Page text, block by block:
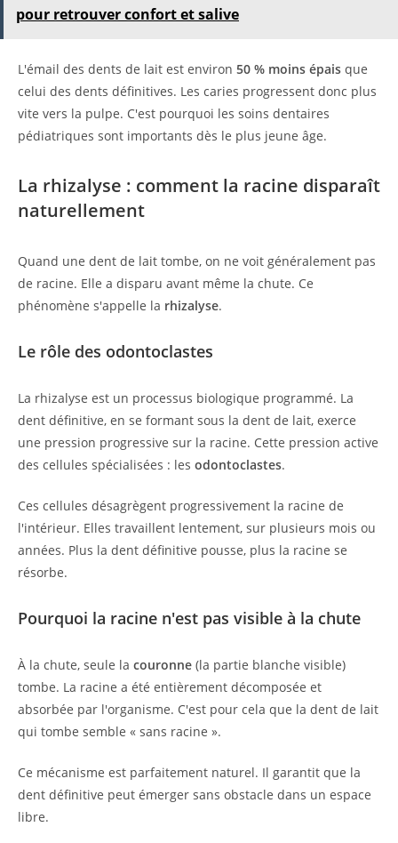
pour retrouver confort et salive
L'émail des dents de lait est environ 50 % moins épais que
celui des dents définitives. Les caries progressent donc plus
vite vers la pulpe. C'est pourquoi les soins dentaires
pédiatriques sont importants dès le plus jeune âge.
La rhizalyse : comment la racine disparaît
naturellement
Quand une dent de lait tombe, on ne voit généralement pas
de racine. Elle a disparu avant même la chute. Ce
phénomène s'appelle la rhizalyse.
Le rôle des odontoclastes
La rhizalyse est un processus biologique programmé. La
dent définitive, en se formant sous la dent de lait, exerce
une pression progressive sur la racine. Cette pression active
des cellules spécialisées : les odontoclastes.
Ces cellules désagrègent progressivement la racine de
l'intérieur. Elles travaillent lentement, sur plusieurs mois ou
années. Plus la dent définitive pousse, plus la racine se
résorbe.
Pourquoi la racine n'est pas visible à la chute
À la chute, seule la couronne (la partie blanche visible)
tombe. La racine a été entièrement décomposée et
absorbée par l'organisme. C'est pour cela que la dent de lait
qui tombe semble « sans racine ».
Ce mécanisme est parfaitement naturel. Il garantit que la
dent définitive peut émerger sans obstacle dans un espace
libre.